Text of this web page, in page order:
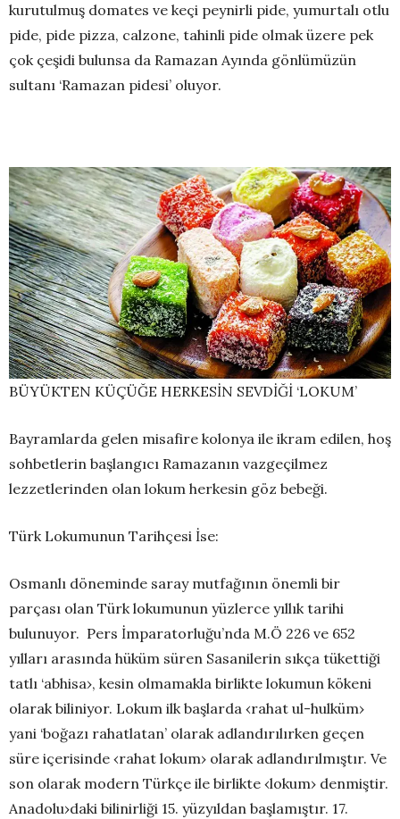
kurutulmuş domates ve keçi peynirli pide, yumurtalı otlu
pide, pide pizza, calzone, tahinli pide olmak üzere pek
çok çeşidi bulunsa da Ramazan Ayında gönlümüzün
sultanı ‘Ramazan pidesi’ oluyor.
BÜYÜKTEN KÜÇÜĞE HERKESİN SEVDİĞİ ‘LOKUM’
Bayramlarda gelen misafire kolonya ile ikram edilen, hoş
sohbetlerin başlangıcı Ramazanın vazgeçilmez
lezzetlerinden olan lokum herkesin göz bebeği.
Türk Lokumunun Tarihçesi İse:
Osmanlı döneminde saray mutfağının önemli bir
parçası olan Türk lokumunun yüzlerce yıllık tarihi
bulunuyor. Pers İmparatorluğu’nda M.Ö 226 ve 652
yılları arasında hüküm süren Sasanilerin sıkça tükettiği
tatlı ‘abhisa›, kesin olmamakla birlikte lokumun kökeni
olarak biliniyor. Lokum ilk başlarda ‹rahat ul-hulküm›
yani ‘boğazı rahatlatan’ olarak adlandırılırken geçen
süre içerisinde ‹rahat lokum› olarak adlandırılmıştır. Ve
son olarak modern Türkçe ile birlikte ‹lokum› denmiştir.
Anadolu›daki bilinirliği 15. yüzyıldan başlamıştır. 17.